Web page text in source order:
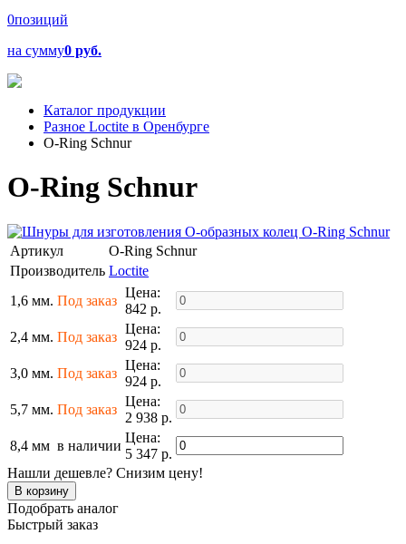
0позиций
на сумму0 руб.
Каталог продукции
Разное Loctite в Оренбурге
O-Ring Schnur
O-Ring Schnur
Артикул
O-Ring Schnur
Производитель Loctite
1,6 мм. Под заказ
Цена:
842 р.
2,4 мм. Под заказ
Цена:
924 р.
3,0 мм. Под заказ
Цена:
924 р.
5,7 мм. Под заказ
Цена:
2 938 р.
8,4 мм в наличии
Цена:
5 347 р.
Нашли дешевле? Снизим цену!
Подобрать аналог
Быстрый заказ